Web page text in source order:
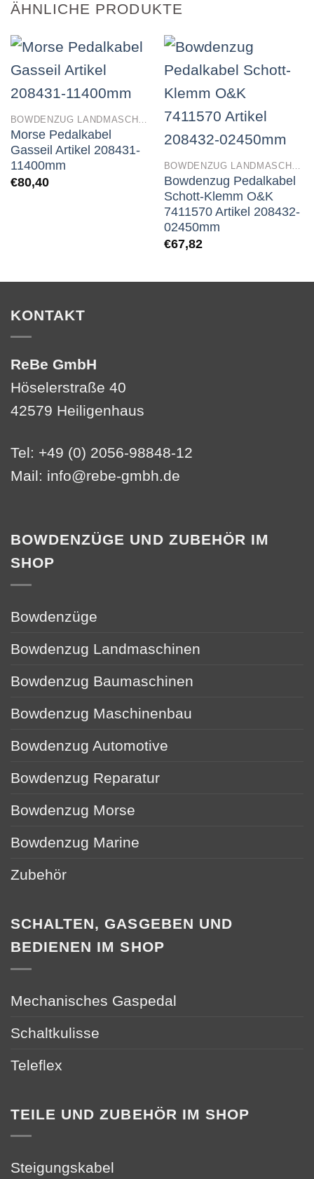
ÄHNLICHE PRODUKTE
Morse Pedalkabel
Gasseil Artikel 208431-
11400mm
€80,40
Bowdenzug Pedalkabel
Schott-Klemm O&K
7411570 Artikel 208432-
02450mm
€67,82
KONTAKT
ReBe GmbH
Höselerstraße 40
42579 Heiligenhaus
Tel: +49 (0) 2056-98848-12
Mail: info@rebe-gmbh.de
BOWDENZÜGE UND ZUBEHÖR IM
SHOP
Bowdenzüge
Bowdenzug Landmaschinen
Bowdenzug Baumaschinen
Bowdenzug Maschinenbau
Bowdenzug Automotive
Bowdenzug Reparatur
Bowdenzug Morse
Bowdenzug Marine
Zubehör
SCHALTEN, GASGEBEN UND
BEDIENEN IM SHOP
Mechanisches Gaspedal
Schaltkulisse
Teleflex
TEILE UND ZUBEHÖR IM SHOP
Steigungskabel